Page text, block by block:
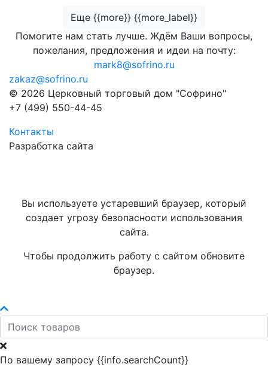
Еще {{more}} {{more_label}}
Помогите нам стать лучше. Ждём Ваши вопросы,
пожелания, предложения и идеи на почту:
mark8@sofrino.ru
zakaz@sofrino.ru
© 2026 Церковный торговый дом "Софрино"
+7 (499) 550-44-45
Контакты
Разработка сайта
Вы используете устаревший браузер, который
создает угрозу безопасности использования
сайта.
Чтобы продолжить работу с сайтом обновите
браузер.
По вашему запросу {{info.searchCount}}